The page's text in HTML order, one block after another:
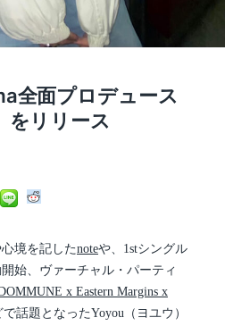
全面プロデュース
をリリース
境を記したnoteや、1stシングル
始、ヴァーチャル・パーティ
x Eastern Margins x
話題となったYoyou（ヨユウ）